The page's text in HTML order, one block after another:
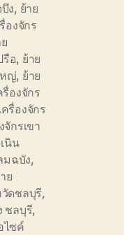
ง, ย้าย
องจักร
รือ, ย้าย
หญ่, ย้าย
รื่องจักร
ครื่องจักร
จักรเขา
นิน
มฉบัง,
ย
วัดชลบุรี,
ชลบุรี,
ไซค์